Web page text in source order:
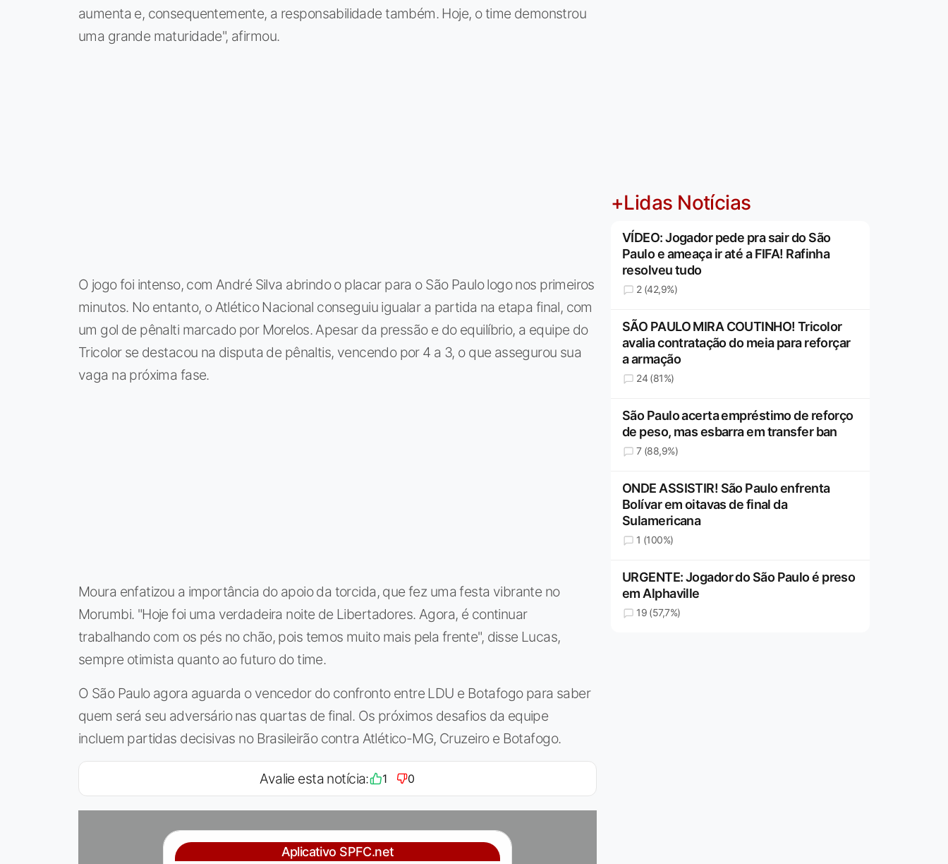
aumenta e, consequentemente, a responsabilidade também. Hoje, o time demonstrou
uma grande maturidade", afirmou.
O jogo foi intenso, com André Silva abrindo o placar para o São Paulo logo nos primeiros
minutos. No entanto, o Atlético Nacional conseguiu igualar a partida na etapa final, com
um gol de pênalti marcado por Morelos. Apesar da pressão e do equilíbrio, a equipe do
Tricolor se destacou na disputa de pênaltis, vencendo por 4 a 3, o que assegurou sua
vaga na próxima fase.
Moura enfatizou a importância do apoio da torcida, que fez uma festa vibrante no
Morumbi. "Hoje foi uma verdadeira noite de Libertadores. Agora, é continuar
trabalhando com os pés no chão, pois temos muito mais pela frente", disse Lucas,
sempre otimista quanto ao futuro do time.
O São Paulo agora aguarda o vencedor do confronto entre LDU e Botafogo para saber
quem será seu adversário nas quartas de final. Os próximos desafios da equipe
incluem partidas decisivas no Brasileirão contra Atlético-MG, Cruzeiro e Botafogo.
Avalie esta notícia: 1 0
Aplicativo SPFC.net
+Lidas Notícias
VÍDEO: Jogador pede pra sair do São
Paulo e ameaça ir até a FIFA! Rafinha
resolveu tudo
2 (42,9%)
SÃO PAULO MIRA COUTINHO! Tricolor
avalia contratação do meia para reforçar
a armação
24 (81%)
São Paulo acerta empréstimo de reforço
de peso, mas esbarra em transfer ban
7 (88,9%)
ONDE ASSISTIR! São Paulo enfrenta
Bolívar em oitavas de final da
Sulamericana
1 (100%)
URGENTE: Jogador do São Paulo é preso
em Alphaville
19 (57,7%)